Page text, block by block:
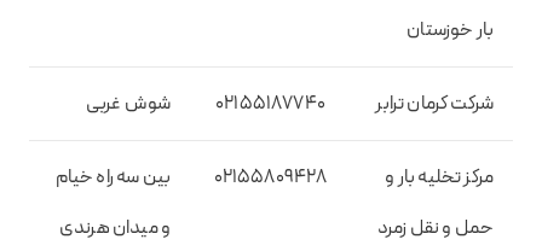
بار خوزستان
شرکت کرمان ترابر 02155187740 شوش غربی
مرکز تخلیه بار و
حمل و نقل زمرد
02155809428
بین سه راه خیام
و میدان هرندی